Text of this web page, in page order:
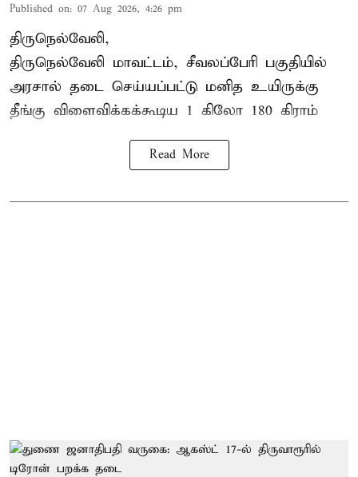
Published on: 07 Aug 2026, 4:26 pm
திருநெல்வேலி,
திருநெல்வேலி மாவட்டம், சீவலப்பேரி பகுதியில்
அரசால் தடை செய்யப்பட்டு மனித உயிருக்கு
தீங்கு விளைவிக்கக்கூடிய 1 கிலோ 180 கிராம்
Read More